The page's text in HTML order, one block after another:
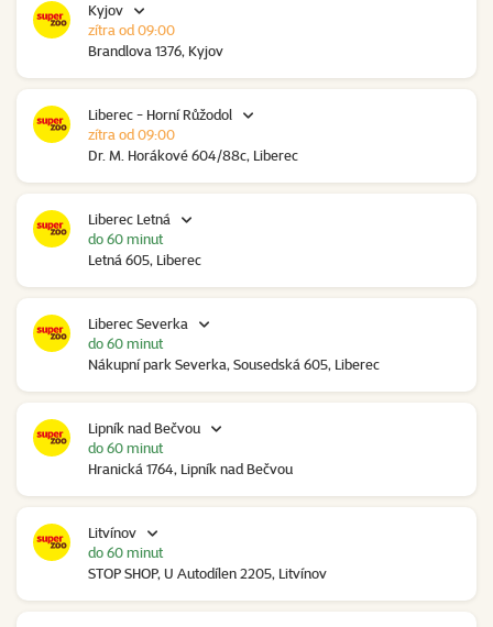
Kyjov
Brandlova 1376, Kyjov
zítra od 09:00
Liberec - Horní Růžodol
Dr. M. Horákové 604/88c, Liberec
zítra od 09:00
Liberec Letná
Letná 605, Liberec
do 60 minut
Liberec Severka
Nákupní park Severka, Sousedská 605, Liberec
do 60 minut
Lipník nad Bečvou
Hranická 1764, Lipník nad Bečvou
do 60 minut
Litvínov
STOP SHOP, U Autodílen 2205, Litvínov
do 60 minut